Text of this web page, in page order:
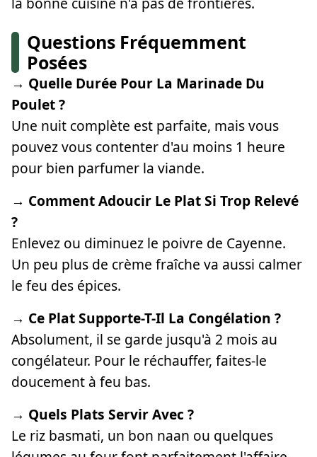
Questions Fréquemment
Posées
→ Quelle Durée Pour La Marinade Du
Poulet ?
Une nuit complète est parfaite, mais vous
pouvez vous contenter d'au moins 1 heure
pour bien parfumer la viande.
→ Comment Adoucir Le Plat Si Trop Relevé
?
Enlevez ou diminuez le poivre de Cayenne.
Un peu plus de crème fraîche va aussi calmer
le feu des épices.
→ Ce Plat Supporte-T-Il La Congélation ?
Absolument, il se garde jusqu'à 2 mois au
congélateur. Pour le réchauffer, faites-le
doucement à feu bas.
→ Quels Plats Servir Avec ?
Le riz basmati, un bon naan ou quelques